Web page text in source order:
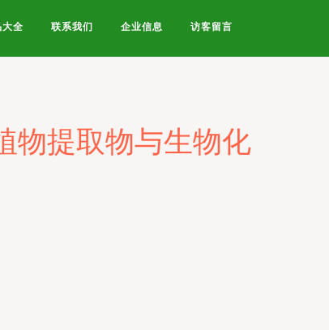
大全 联系我们 企业信息 访客留言
物提取物与生物化